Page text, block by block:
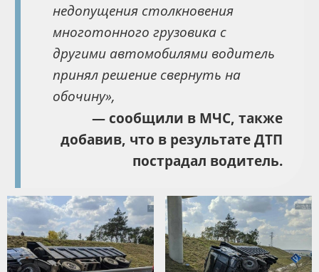
недопущения столкновения
многотонного грузовика с
другими автомобилями водитель
принял решение свернуть на
обочину»,
— сообщили в МЧС, также
добавив, что в результате ДТП
пострадал водитель.